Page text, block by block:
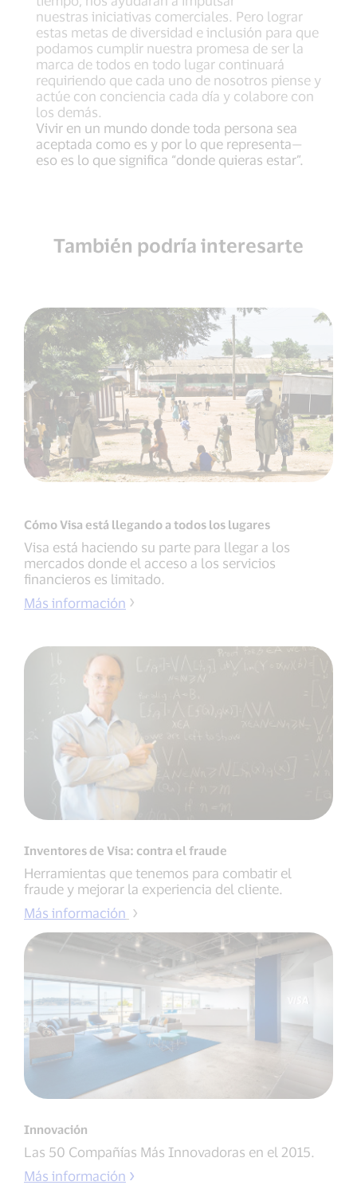
nuestras iniciativas comerciales. Pero lograr
estas metas de diversidad e inclusión para que
podamos cumplir nuestra promesa de ser la
marca de todos en todo lugar continuará
requiriendo que cada uno de nosotros piense y
actúe con conciencia cada día y colabore con
los demás.
Vivir en un mundo donde toda persona sea
aceptada como es y por lo que representa—
eso es lo que significa “donde quieras estar”.
También podría interesarte
Cómo Visa está llegando a todos los lugares
Visa está haciendo su parte para llegar a los
mercados donde el acceso a los servicios
financieros es limitado.
Más información
Inventores de Visa: contra el fraude
Herramientas que tenemos para combatir el
fraude y mejorar la experiencia del cliente.
Más información
Innovación
Las 50 Compañías Más Innovadoras en el 2015.
Más información